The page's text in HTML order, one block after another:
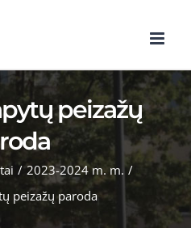
peizažų
/ 2023-2024 m. m. /
peizažų paroda